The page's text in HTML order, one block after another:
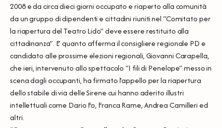
2008 e da circa dieci giorni occupato e riaperto alla comunità
da un gruppo di dipendenti e cittadini riuniti nel “Comitato per
la riapertura del Teatro Lido” deve essere restituito alla
cittadinanza”. E’ quanto afferma il consigliere regionale PD e
candidato alle prossime elezioni regionali, Giovanni Carapella,
che ieri, intervenuto allo spettacolo “I fili di Penelope” messo in
scena dagli occupanti, ha firmato l’appello per la riapertura
dello stabile di via delle Sirene cui hanno aderito illustri
intellettuali come Dario Fo, Franca Rame, Andrea Camilleri ed
altri.